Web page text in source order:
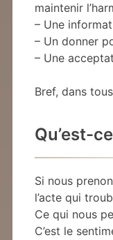
maintenir
– Une
– Un donner
– Une
Bref, dans
Qu’est-
Si nous
l’acte qui
Ce qui nous
C’est le